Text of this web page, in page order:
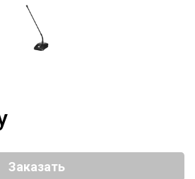
Заказать